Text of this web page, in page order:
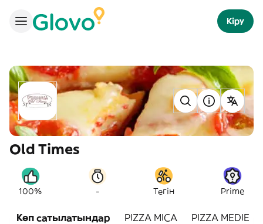
Кіру
Old Times
100% - Тегін Prime
Көп сатылатындар PIZZA MICA PIZZA MEDIE